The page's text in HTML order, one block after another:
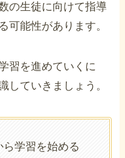
の生徒に向けて指導
可能性があります。
習を進めていくに
していきましょう。
学習を始める